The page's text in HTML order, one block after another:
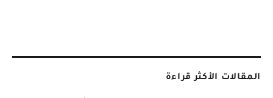
المقالات الأكثر قراءة